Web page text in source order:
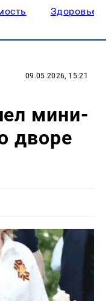
Здоровье
09.05.2026, 15:21
мини-
дворе